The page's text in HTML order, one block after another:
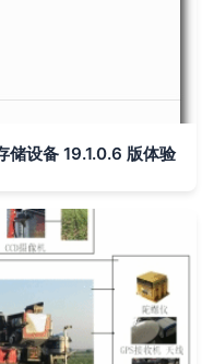
储设备 19.1.0.6 版体验